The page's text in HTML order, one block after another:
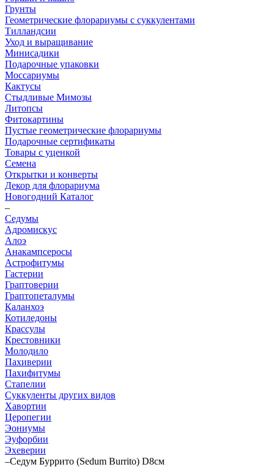
Грунты
Геометрические флорариумы с суккулентами
Тилландсии
Уход и выращивание
Минисадики
Подарочные упаковки
Моссариумы
Кактусы
Стыдливые Мимозы
Литопсы
Фитокартины
Пустые геометрические флорариумы
Подарочные сертификаты
Товары с уценкой
Семена
Открытки и конверты
Декор для флорариума
Новогодний Каталог
–
Седумы
Адромискус
Алоэ
Анакампсеросы
Астрофитумы
Гастерии
Граптоверии
Граптопеталумы
Каланхоэ
Котиледоны
Крассулы
Крестовники
Молодило
Пахиверии
Пахифитумы
Стапелии
Суккуленты других видов
Хавортии
Церопегии
Эониумы
Эуфорбии
Эхеверии
–Седум Буррито (Sedum Burrito) D8см